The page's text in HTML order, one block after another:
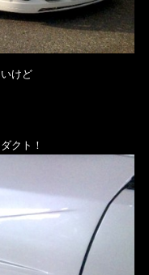
けど
クト！